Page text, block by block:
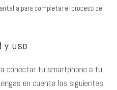
para completar el proceso de
y uso
conectar tu smartphone a tu
en cuenta los siguientes